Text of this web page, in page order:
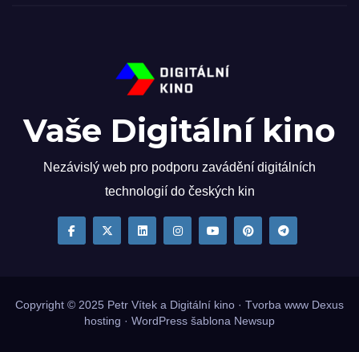
Vaše Digitální kino
Nezávislý web pro podporu zavádění digitálních
technologií do českých kin
Copyright © 2025 Petr Vítek a Digitální kino · Tvorba www Dexus
hosting · WordPress šablona Newsup